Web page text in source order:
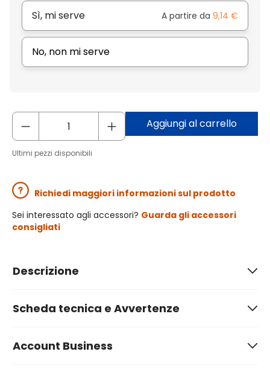
Sì, mi serve A partire da 9,14 €
No, non mi serve
Aggiungi al carrello
Ultimi pezzi disponibili
Richiedi maggiori informazioni sul prodotto
Sei interessato agli accessori? Guarda gli accessori
consigliati
Descrizione
Scheda tecnica e Avvertenze
Account Business